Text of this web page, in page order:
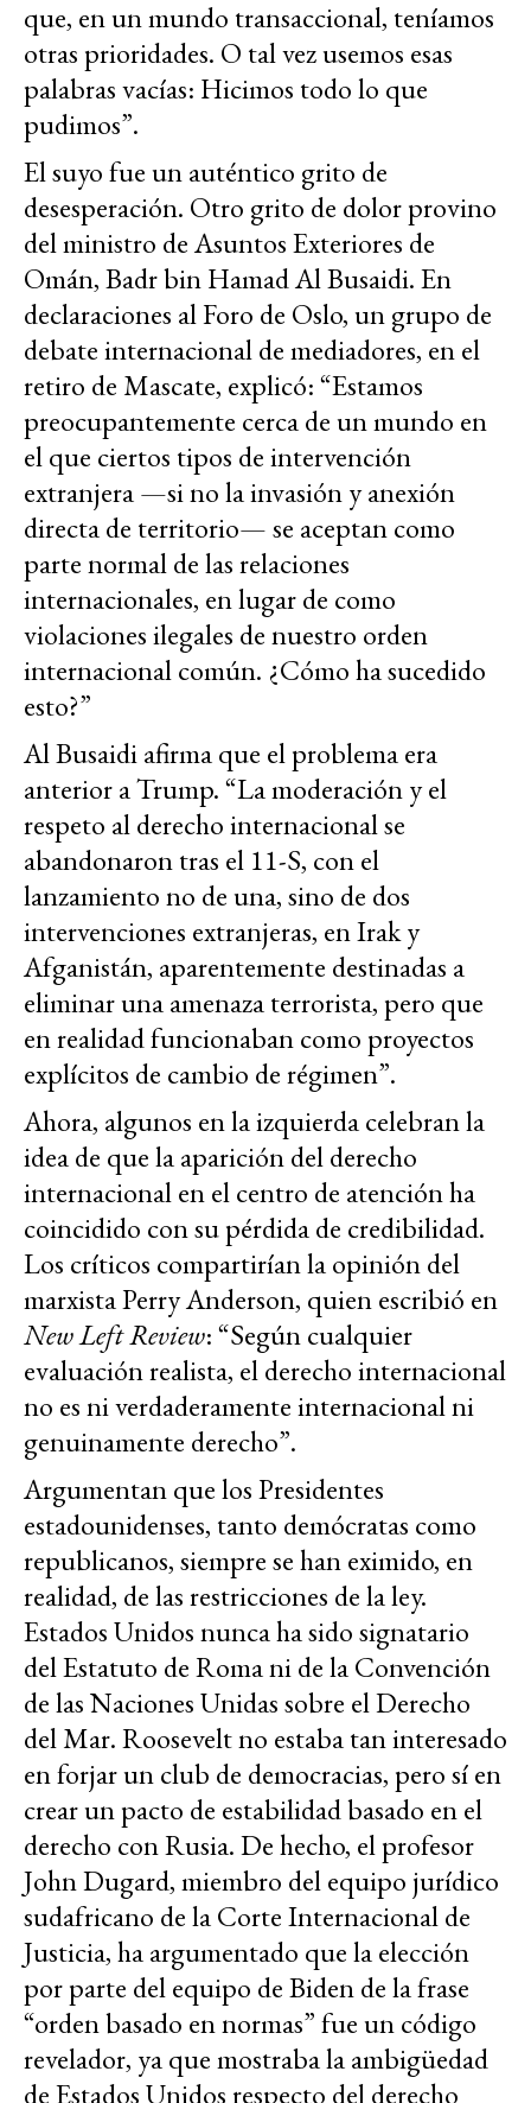
que, en un mundo transaccional, teníamos
otras prioridades. O tal vez usemos esas
palabras vacías: Hicimos todo lo que
pudimos”.
El suyo fue un auténtico grito de
desesperación. Otro grito de dolor provino
del ministro de Asuntos Exteriores de
Omán, Badr bin Hamad Al Busaidi. En
declaraciones al Foro de Oslo, un grupo de
debate internacional de mediadores, en el
retiro de Mascate, explicó: “Estamos
preocupantemente cerca de un mundo en
el que ciertos tipos de intervención
extranjera —si no la invasión y anexión
directa de territorio— se aceptan como
parte normal de las relaciones
internacionales, en lugar de como
violaciones ilegales de nuestro orden
internacional común. ¿Cómo ha sucedido
esto?”
Al Busaidi afirma que el problema era
anterior a Trump. “La moderación y el
respeto al derecho internacional se
abandonaron tras el 11-S, con el
lanzamiento no de una, sino de dos
intervenciones extranjeras, en Irak y
Afganistán, aparentemente destinadas a
eliminar una amenaza terrorista, pero que
en realidad funcionaban como proyectos
explícitos de cambio de régimen”.
Ahora, algunos en la izquierda celebran la
idea de que la aparición del derecho
internacional en el centro de atención ha
coincidido con su pérdida de credibilidad.
Los críticos compartirían la opinión del
marxista Perry Anderson, quien escribió en
New Left Review: “Según cualquier
evaluación realista, el derecho internacional
no es ni verdaderamente internacional ni
genuinamente derecho”.
Argumentan que los Presidentes
estadounidenses, tanto demócratas como
republicanos, siempre se han eximido, en
realidad, de las restricciones de la ley.
Estados Unidos nunca ha sido signatario
del Estatuto de Roma ni de la Convención
de las Naciones Unidas sobre el Derecho
del Mar. Roosevelt no estaba tan interesado
en forjar un club de democracias, pero sí en
crear un pacto de estabilidad basado en el
derecho con Rusia. De hecho, el profesor
John Dugard, miembro del equipo jurídico
sudafricano de la Corte Internacional de
Justicia, ha argumentado que la elección
por parte del equipo de Biden de la frase
“orden basado en normas” fue un código
revelador, ya que mostraba la ambigüedad
de Estados Unidos respecto del derecho